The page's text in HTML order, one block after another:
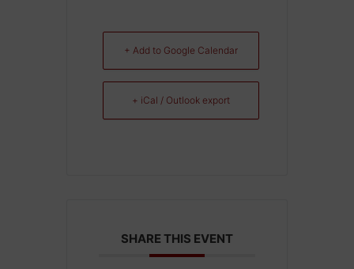
+ Add to Google Calendar
+ iCal / Outlook export
SHARE THIS EVENT